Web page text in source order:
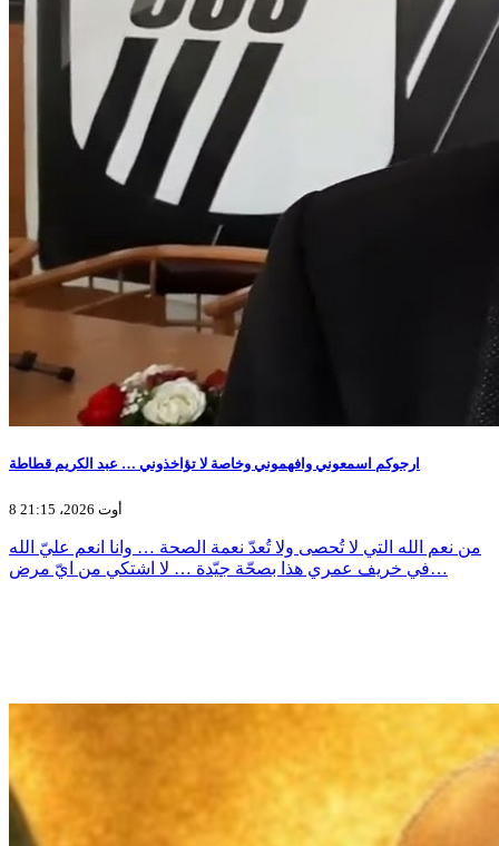
ارجوكم اسمعوني وافهموني وخاصة لا تؤاخذوني … عبد الكريم قطاطة
8 أوت 2026، 21:15
من نعم الله التي لا تُحصى ولا تُعدّ نعمة الصحة … وانا انعم عليّ الله
في خريف عمري هذا بصحّة جيّدة … لا اشتكي من ايّ مرض…